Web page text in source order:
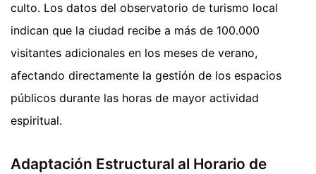
culto. Los datos del observatorio de turismo local
indican que la ciudad recibe a más de 100.000
visitantes adicionales en los meses de verano,
afectando directamente la gestión de los espacios
públicos durante las horas de mayor actividad
espiritual.
Adaptación Estructural al Horario de